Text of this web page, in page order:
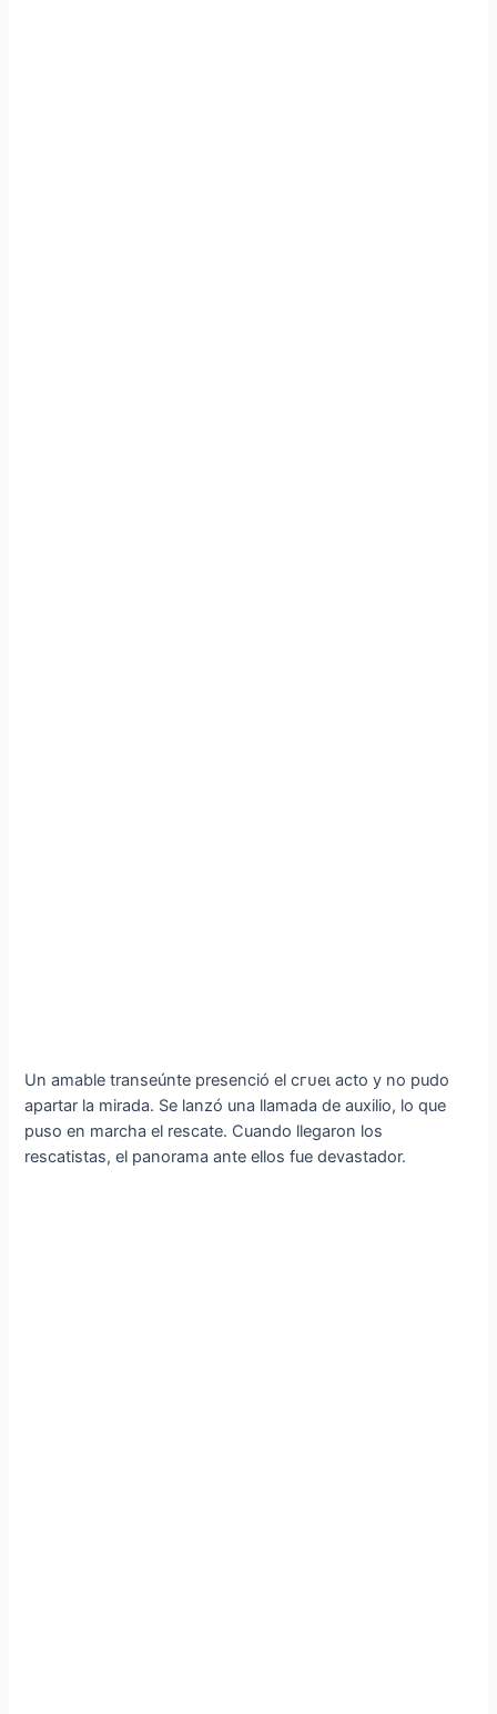
Un amable transeúnte presenció el сгᴜeɩ acto y no pudo
apartar la mirada. Se lanzó una llamada de auxilio, lo que
puso en marcha el rescate. Cuando llegaron los
rescatistas, el panorama ante ellos fue devastador.